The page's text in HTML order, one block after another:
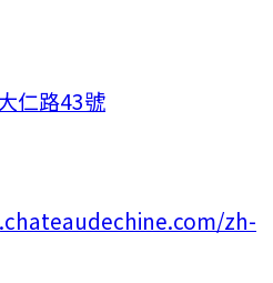
仁路43號
zh-